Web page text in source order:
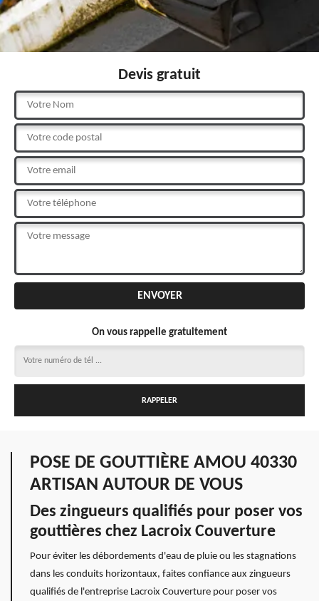
Devis gratuit
On vous rappelle gratuitement
POSE DE GOUTTIÈRE AMOU 40330
ARTISAN AUTOUR DE VOUS
Des zingueurs qualifiés pour poser vos
gouttières chez Lacroix Couverture
Pour éviter les débordements d'eau de pluie ou les stagnations
dans les conduits horizontaux, faites confiance aux zingueurs
qualifiés de l'entreprise Lacroix Couverture pour poser vos